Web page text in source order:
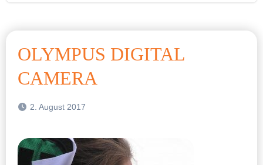
OLYMPUS DIGITAL
CAMERA
2. August 2017